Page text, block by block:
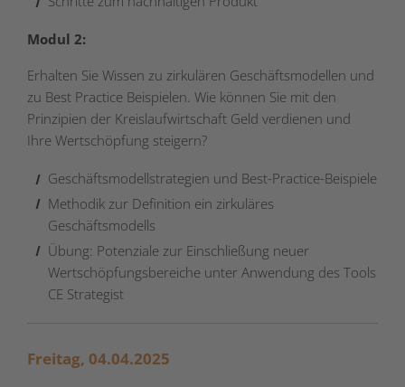
Modul 2:
Erhalten Sie Wissen zu zirkulären Geschäftsmodellen und
zu Best Practice Beispielen. Wie können Sie mit den
Prinzipien der Kreislaufwirtschaft Geld verdienen und
Ihre Wertschöpfung steigern?
Geschäftsmodellstrategien und Best-Practice-Beispiele
Methodik zur Definition ein zirkuläres
Geschäftsmodells
Übung: Potenziale zur Einschließung neuer
Wertschöpfungsbereiche unter Anwendung des Tools
CE Strategist
Freitag, 04.04.2025